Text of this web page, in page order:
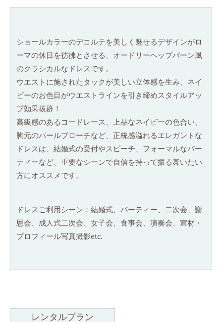
ショールカラーのデコルテを美しく魅せるデザインがロ
ーマの休日を彷彿とさせる、オードリーヘップバーン風
のクラシカルなドレスです。
ウエストに施されたタックが美しい立体感を生み、ネイ
ビーのお色目がウエストラインを引き締めスタイルアッ
プ効果抜群！
高級感のあるコードレース、上品なネイビーの色合い、
胸元のパールブローチなど、正統感溢れるエレガントな
ドレスは、結婚式の受付やスピーチ、フォーマルなパー
ティーなど、重要なシーンで自信を持って振る舞いたい
方にオススメです。
ドレスご利用シーン：結婚式、パーティー、二次会、謝
恩会、成人式二次会、女子会、食事会、演奏会、宣材・
プロフィール写真撮影etc.
レンタルプラン